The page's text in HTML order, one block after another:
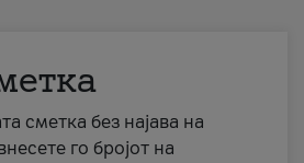
сметка без најава на
го бројот на